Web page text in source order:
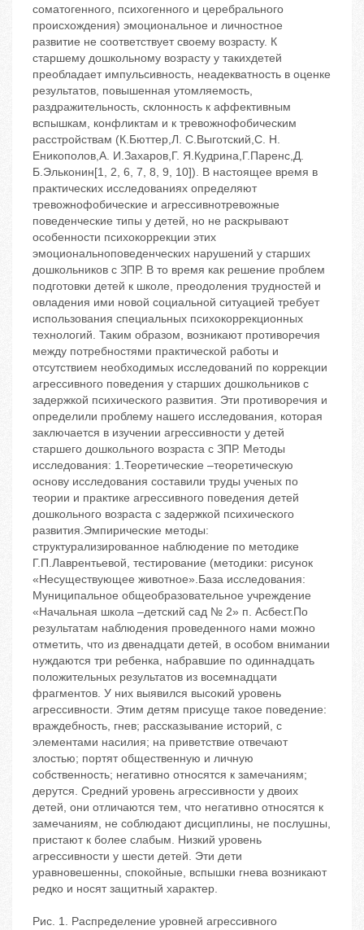
соматогенного, психогенного и церебрального
происхождения) эмоциональное и личностное
развитие не соответствует своему возрасту. К
старшему дошкольному возрасту у такихдетей
преобладает импульсивность, неадекватность в оценке
результатов, повышенная утомляемость,
раздражительность, склонность к аффективным
вспышкам, конфликтам и к тревожнофобическим
расстройствам (К.Бюттер,Л. С.Выготский,С. Н.
Еникополов,А. И.Захаров,Г. Я.Кудрина,Г.Паренс,Д.
Б.Эльконин[1, 2, 6, 7, 8, 9, 10]). В настоящее время в
практических исследованиях определяют
тревожнофобические и агрессивнотревожные
поведенческие типы у детей, но не раскрывают
особенности психокоррекции этих
эмоциональноповеденческих нарушений у старших
дошкольников с ЗПР. В то время как решение проблем
подготовки детей к школе, преодоления трудностей и
овладения ими новой социальной ситуацией требует
использования специальных психокоррекционных
технологий. Таким образом, возникают противоречия
между потребностями практической работы и
отсутствием необходимых исследований по коррекции
агрессивного поведения у старших дошкольников с
задержкой психического развития. Эти противоречия и
определили проблему нашего исследования, которая
заключается в изучении агрессивности у детей
старшего дошкольного возраста с ЗПР. Методы
исследования: 1.Теоретические –теоретическую
основу исследования составили труды ученых по
теории и практике агрессивного поведения детей
дошкольного возраста с задержкой психического
развития.Эмпирические методы:
структурализированное наблюдение по методике
Г.П.Лаврентьевой, тестирование (методики: рисунок
«Несуществующее животное».База исследования:
Муниципальное общеобразовательное учреждение
«Начальная школа –детский сад № 2» п. Асбест.По
результатам наблюдения проведенного нами можно
отметить, что из двенадцати детей, в особом внимании
нуждаются три ребенка, набравшие по одиннадцать
положительных результатов из восемнадцати
фрагментов. У них выявился высокий уровень
агрессивности. Этим детям присуще такое поведение:
враждебность, гнев; рассказывание историй, с
элементами насилия; на приветствие отвечают
злостью; портят общественную и личную
собственность; негативно относятся к замечаниям;
дерутся. Средний уровень агрессивности у двоих
детей, они отличаются тем, что негативно относятся к
замечаниям, не соблюдают дисциплины, не послушны,
пристают к более слабым. Низкий уровень
агрессивности у шести детей. Эти дети
уравновешенны, спокойные, вспышки гнева возникают
редко и носят защитный характер.
Рис. 1. Распределение уровней агрессивного